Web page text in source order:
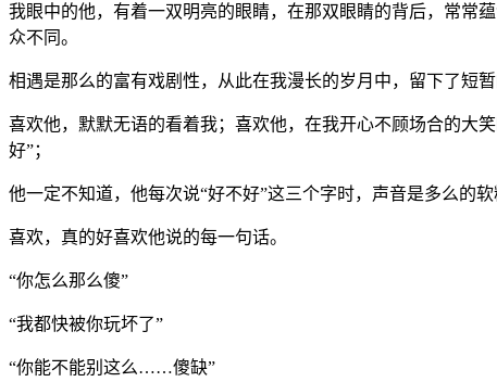
我眼中的他，有着一双明亮的眼睛，在那双眼睛的背后，常常
众不同。
相遇是那么的富有戏剧性，从此在我漫长的岁月中，留下了短暂
喜欢他，默默无语的看着我；喜欢他，在我开心不顾场合的大
好”；
他一定不知道，他每次说“好不好”这三个字时，声音是多么的
喜欢，真的好喜欢他说的每一句话。
“你怎么那么傻”
“我都快被你玩坏了”
“你能不能别这么……傻缺”